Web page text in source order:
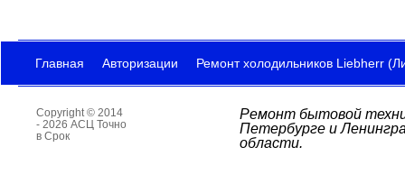
Главная Авторизации Ремонт холодильников Liebherr
Copyright © 2014
- 2026 АСЦ Точно
в Срок
Ремонт бытовой
Петербурге и
области.